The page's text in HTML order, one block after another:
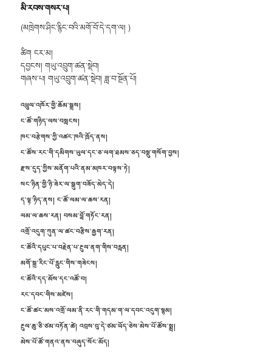
མི་རབས་གསར་པ།
(མཁྲེགས་ཤིང་རྙིང་བའི་མགོ་བོ་དེ་དག་ལ། )
ཚིག ངར་མ།
དབྱངས། གཡུ་འབྲུག་ཚན་སྡེབ།
གཞས་པ། གཡུ་འབྲུག་ཚན་སྡེབ། ཟླ་བ་སྔོན་པོ།
འཕྲུལ་འཁོར་གྱི་ཆོམ་སྒྲས།
ང་ཚོ་གཉིད་ལས་བསླངས།
ཁང་བརྩེགས་ཀྱི་འཚང་ཁའི་ཁྲོད་ནས།
ང་ཚོས་རང་གི་དམིགས་ཡུལ་དང་ཅ་ལག་ཐམས་ཅད་བསྡུ་གསོག་བྱས།
རྫས་དུད་ཀྱིས་མནོག་པའི་ནམ་མཁར་བལྟས་ཏེ།
སང་ཉིན་གྱི་ཉི་ཟེར་ལ་སྒུག་བཟོད་མེད་དེ།
ད་ལྟ་ཉིད་ནས། ང་ཚོ་ལམ་ལ་ཆས་རན།
ལམ་ལ་ཆས་རན། བསམ་བློ་གཏོང་རན།
འགྲོ་འདུག་ཀུན་ལ་ཚང་བརྩིས་རྒྱག་རན།
ང་ཚོའི་དཔུང་པ་བརྗེན་པ་རྔུལ་ནག་གིས་བརླན།
མགོ་སྐྲ་རིང་པོ་རླུང་གིས་གཟེངས།
ང་ཚོའི་དད་མོས་དང་འཚོ་བ།
རང་དབང་གིས་མཛེས།
ང་ཚོ་ཚང་མས་འགྲོ་ལམ་ནི་རང་གི་གདམ་ག་ལ་དབང་འདུག་སྙམ།
རྔུལ་ཆུ་ཅི་ཙམ་བཏོན་ཚེ། འབྲས་བུ་དེ་ཙམ་ཡོད་ཅེས་མེས་པོ་ཚོས་སྨྲ།
མེས་པོ་ཚོ་གནའ་ནས་བཞུད་སོང་མོད།